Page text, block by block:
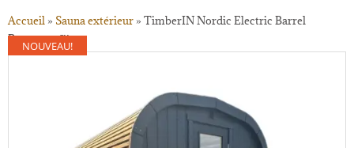
Accueil » Sauna extérieur » TimberIN Nordic Electric Barrel
Panorama™
NOUVEAU!